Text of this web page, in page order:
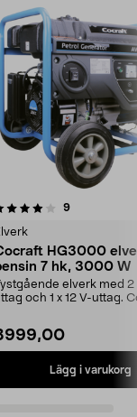
9recensioner
HG3000
7 hk, 3000 W
elverk med 2
och 1 x 12 V-uttag.
Lägg i varukorg
5.0 av 5 stjärnor